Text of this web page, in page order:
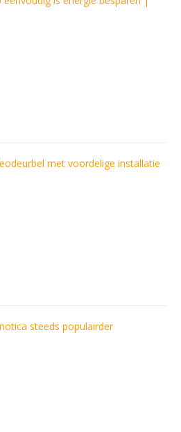
met voordelige installatie
steeds populairder